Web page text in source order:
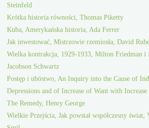
Steinfeld
Krótka historia równości, Thomas Piketty
Kuba, Amerykańska historia, Ada Ferrer
Jak inwestować, Mistrzowie rzemiosła, David
Wielka kontrakcja, 1929-1933, Milton Friedman i
Jacobson Schwartz
Postęp i ubóstwo, An Inquiry into the Cause of
Depressions and of Increase of Want with
The Remedy, Henry George
Wielkie Przejścia, Jak powstał współczesny świat,